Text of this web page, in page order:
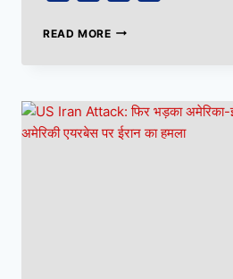
READ MORE